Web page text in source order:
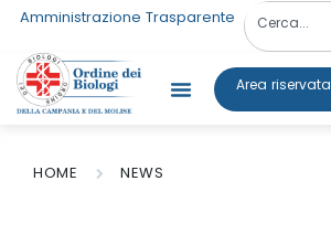
Amministrazione Trasparente
Area riservata
HOME NEWS